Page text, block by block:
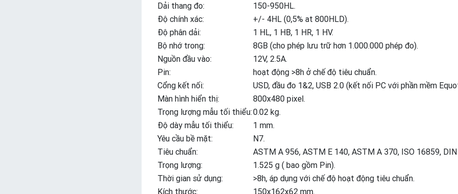
Dải thang đo:
150-950HL.
Độ chính xác:
+/- 4HL (0,5% at 800HLD).
Độ phân dải:
1 HL, 1 HB, 1 HR, 1 HV.
Bộ nhớ trong:
8GB (cho phép lưu trữ hơn 1.000.000 phép đo).
Nguồn đầu vào:
12V, 2.5A.
Pin:
hoạt động >8h ở chế độ tiêu chuẩn.
Cổng kết nối:
USD, đầu đo 1&2, USB 2.0 (kết nối PC với phần mềm
Màn hình hiển thị:
800x480 pixel.
Trọng lượng mẫu tối thiểu:0.02 kg.
Độ dày mẫu tối thiểu:
1 mm.
Yêu cầu bề mặt:
N7.
Tiêu chuẩn:
ASTM A 956, ASTM E 140, ASTM A 370, ISO 16859,
Trọng lượng:
1.525 g ( bao gồm Pin).
Thời gian sử dụng:
>8h, áp dụng với chế độ hoạt động tiêu chuẩn.
Kích thước:
150x162x62 mm.